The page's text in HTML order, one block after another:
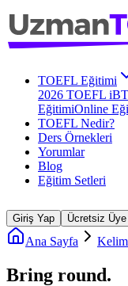
TOEFL Eğitimi
2026 TOEFL
EğitimiOnline
TOEFL Nedir?
Ders Örnekleri
Yorumlar
Blog
Eğitim Setleri
Giriş Yap Ücretsiz Üye
Ana Sayfa
Bring round.